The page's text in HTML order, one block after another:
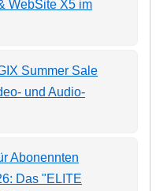
WebSite X5 im
Summer Sale
und Audio-
Das "ELITE